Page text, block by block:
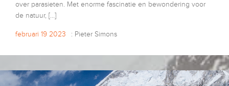
over parasieten. Met enorme fascinatie en bewondering voor
de natuur, […]
februari 19 2023 : Pieter Simons